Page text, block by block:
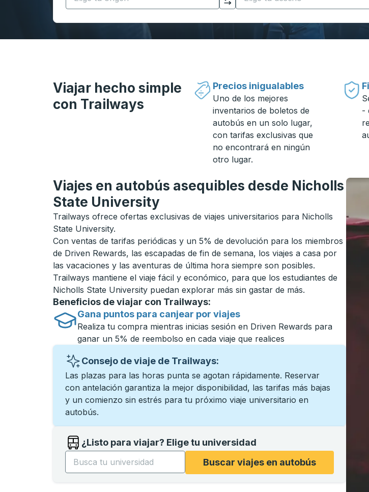
Haga clic para cambiar sus selecciones de origen y destino
Viajar hecho simple
con Trailways
Precios inigualables
Uno de los mejores
inventarios de boletos de
autobús en un solo lugar,
con tarifas exclusivas que
no encontrará en ningún
otro lugar.
-
Viajes en autobús asequibles desde Nicholls
State University
Trailways ofrece ofertas exclusivas de viajes universitarios para Nicholls
State University.
Con ventas de tarifas periódicas y un 5% de devolución para los miembros
de Driven Rewards, las escapadas de fin de semana, los viajes a casa por
las vacaciones y las aventuras de última hora siempre son posibles.
Trailways mantiene el viaje fácil y económico, para que los estudiantes de
Nicholls State University puedan explorar más sin gastar de más.
Beneficios de viajar con Trailways:
Gana puntos para canjear por viajes
Realiza tu compra mientras inicias sesión en Driven Rewards para
ganar un 5% de reembolso en cada viaje que realices
Consejo de viaje de Trailways:
Las plazas para las horas punta se agotan rápidamente. Reservar
con antelación garantiza la mejor disponibilidad, las tarifas más bajas
y un comienzo sin estrés para tu próximo viaje universitario en
autobús.
¿Listo para viajar? Elige tu universidad
Comience a escribir el nombre de la universidad para abrir las opciones,
Buscar viajes en autobús